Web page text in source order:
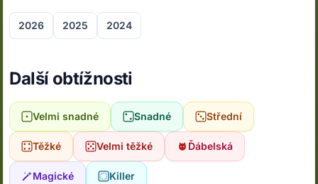
2026 2025 2024
Další obtížnosti
Velmi snadné Snadné Střední
Těžké Velmi těžké Ďábelská
Magické Killer